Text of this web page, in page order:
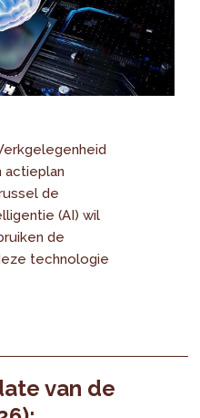
actieplan
de
(AI) wil
de
technologie
van de